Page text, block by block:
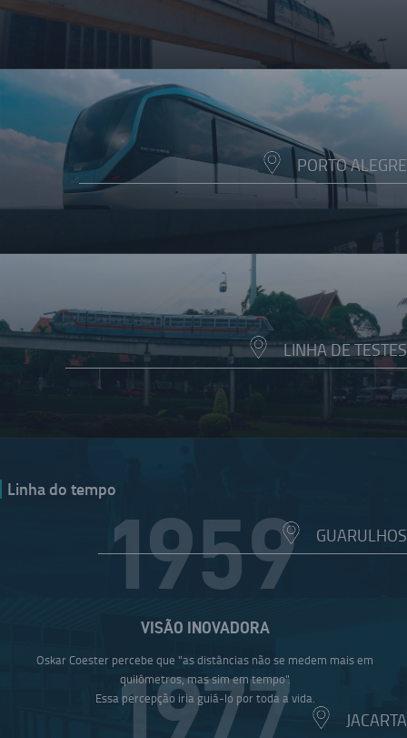
PORTO ALEGRE
LINHA DE TESTES
GUARULHOS
JACARTA
Linha do tempo
1959
VISÃO INOVADORA
Oskar Coester percebe que "as distâncias não se medem mais em
quilômetros, mas sim em tempo".
Essa percepção iria guiá-lo por toda a vida.
1977